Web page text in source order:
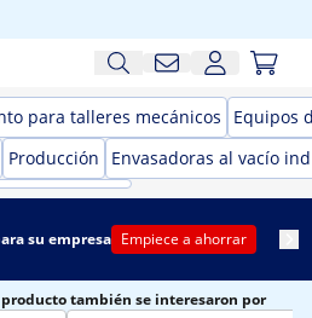
para talleres mecánicos
Equipos
Producción Envasadoras al vacío
su empresa Empiece a ahorrar
también se interesaron por